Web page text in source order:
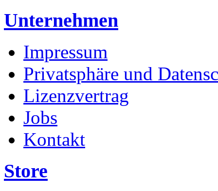
Unternehmen
Impressum
Privatsphäre und
Lizenzvertrag
Jobs
Kontakt
Store